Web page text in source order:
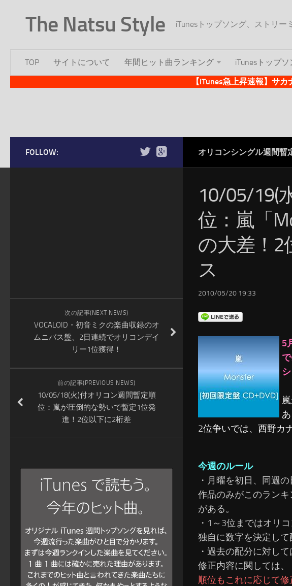
The Natsu Style iTunesトップソング、ストリ
TOP サイトについて 年間ヒット曲ランキング iTunesトップ
【iTunes急上昇速報】サ
オリコンシングル週間暫
10/05/19(
位：嵐「
の大差！2
ス
2010/05/20 19:33
5
2位争いでは、西野カ
今週のルール
・月曜を初日、同週
作品のみがこのラン
がある。
・1～3位まではオリ
独自に数字を決定して
・過去の配分に対し
修正内容に関しては、
順位もこれに応じて修
FOLLOW:
次の記事(NEXT NEWS)
VOCALOID・初音ミクの楽曲収録のオ
ムニバス盤、2日連続でオリコンデイ
リー1位獲得！
前の記事(PREVIOUS NEWS)
10/05/18(火)付オリコン週間暫定順
位：嵐が圧倒的な勢いで暫定1位発
進！2位以下に2桁差